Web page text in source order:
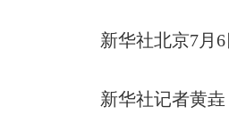
新华社北京7月6
新华社记者黄垚